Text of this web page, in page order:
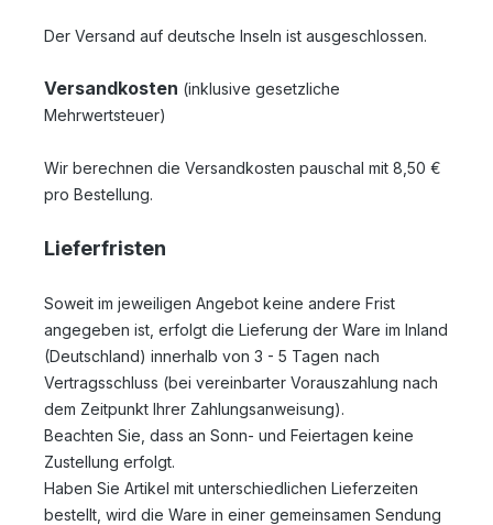
Der Versand auf deutsche Inseln ist ausgeschlossen.
Versandkosten (inklusive gesetzliche
Mehrwertsteuer)
Wir berechnen die Versandkosten pauschal mit 8,50 €
pro Bestellung.
Lieferfristen
Soweit im jeweiligen Angebot keine andere Frist
angegeben ist, erfolgt die Lieferung der Ware im Inland
(Deutschland) innerhalb von 3 - 5 Tagen nach
Vertragsschluss (bei vereinbarter Vorauszahlung nach
dem Zeitpunkt Ihrer Zahlungsanweisung).
Beachten Sie, dass an Sonn- und Feiertagen keine
Zustellung erfolgt.
Haben Sie Artikel mit unterschiedlichen Lieferzeiten
bestellt, wird die Ware in einer gemeinsamen Sendung